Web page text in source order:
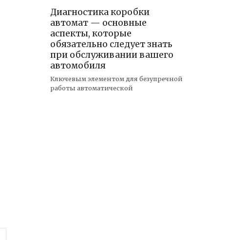
Диагностика коробки
автомат — основные
аспекты, которые
обязательно следует знать
при обслуживании вашего
автомобиля
Ключевым элементом для безупречной
работы автоматической